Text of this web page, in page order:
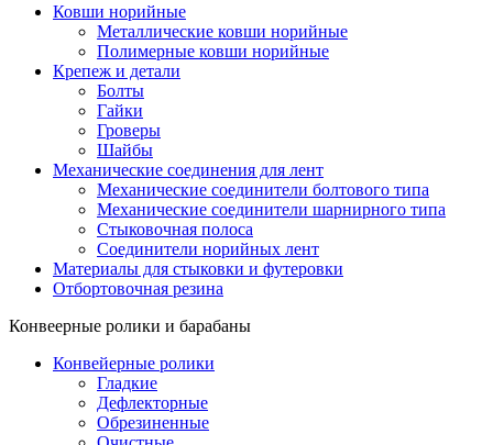
Ковши норийные
Металлические ковши норийные
Полимерные ковши норийные
Крепеж и детали
Болты
Гайки
Гроверы
Шайбы
Механические соединения для лент
Механические соединители болтового типа
Механические соединители шарнирного типа
Стыковочная полоса
Соединители норийных лент
Материалы для стыковки и футеровки
Отбортовочная резина
Конвеерные ролики и барабаны
Конвейерные ролики
Гладкие
Дефлекторные
Обрезиненные